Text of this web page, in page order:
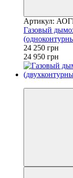
Артикул:
Газовый
24 250 грн
24 950 грн